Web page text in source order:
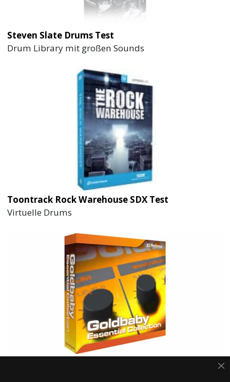
Steven Slate Drums Test
Drum Library mit großen Sounds
Toontrack Rock Warehouse SDX Test
Virtuelle Drums